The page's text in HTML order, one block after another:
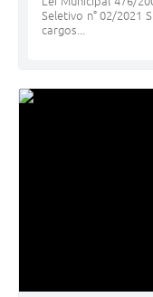
Seletivo n° 02/2021
cargos...